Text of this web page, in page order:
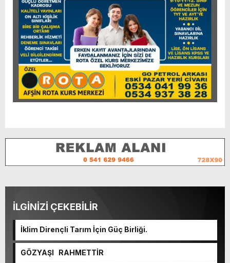
İLGİNİZİ ÇEKEBİLİR
İklim Dirençli Tarım İçin Güç Birliği.
GÖZYAŞI RAHMETTİR